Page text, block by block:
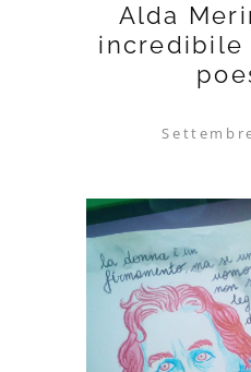
Alda
incredibile